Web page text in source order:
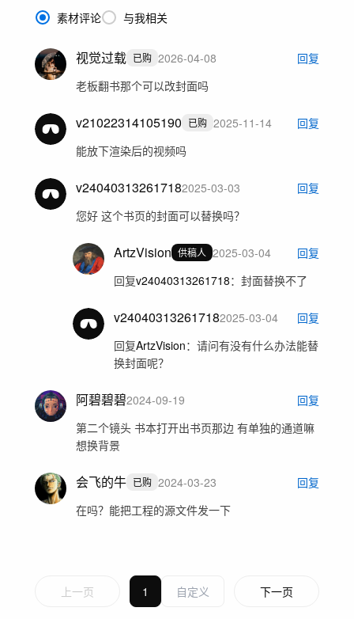
素材评论 与我相关
视觉过载 已购 2026-04-08
回复
老板翻书那个可以改封面吗
v21022314105190 已购 2025-11-14
回复
能放下渲染后的视频吗
v240403132617182025-03-03
回复
您好 这个书页的封面可以替换吗？
ArtzVision 供稿人 2025-03-04
回复
回复v24040313261718： 封面替换不了
v240403132617182025-03-04
回复
回复ArtzVision： 请问有没有什么办法能替
换封面呢？
阿碧碧碧2024-09-19
回复
第二个镜头 书本打开出书页那边 有单独的通道嘛
想换背景
会飞的牛 已购 2024-03-23
回复
在吗？能把工程的源文件发一下
上一页 1 下一页